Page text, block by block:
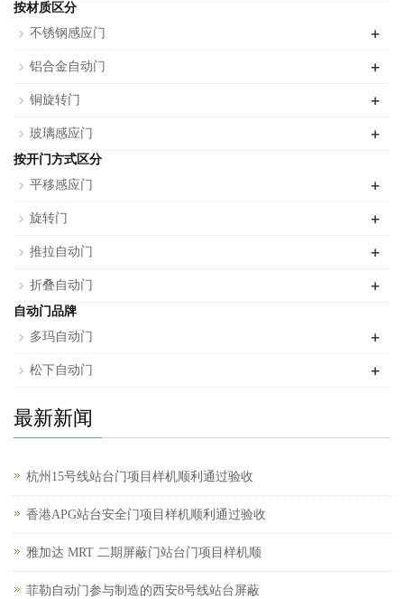
按材质区分
不锈钢感应门
+
铝合金自动门 +
铜旋转门 +
玻璃感应门 +
按开门方式区分
平移感应门
+
旋转门 +
推拉自动门 +
折叠自动门 +
自动门品牌
多玛自动门
+
松下自动门 +
最新新闻
杭州15号线站台门项目样机顺利通过验收
香港APG站台安全门项目样机顺利通过验收
雅加达 MRT 二期屏蔽门站台门项目样机顺
菲勒自动门参与制造的西安8号线站台屏蔽